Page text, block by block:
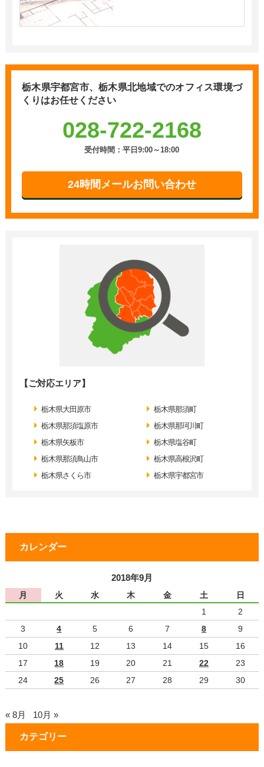
栃木県宇都宮市、栃木県北地域でのオフィス環境づ
くりはお任せください
028-722-2168
受付時間：平日9:00～18:00
24時間メールお問い合わせ
【ご対応エリア】
栃木県大田原市
栃木県那須塩原市
栃木県矢板市
栃木県那須鳥山市
栃木県さくら市
栃木県那須町
栃木県那珂川町
栃木県塩谷町
栃木県高根沢町
栃木県宇都宮市
カレンダー
2018年9月
月 火 水 木 金 土
日
1
2
3
4 5 6 7 8
9
10
11 12 13 14 15
16
17
18 19 20 21 22
23
24
25 26 27 28 29 30
« 8月 10月 »
カテゴリー